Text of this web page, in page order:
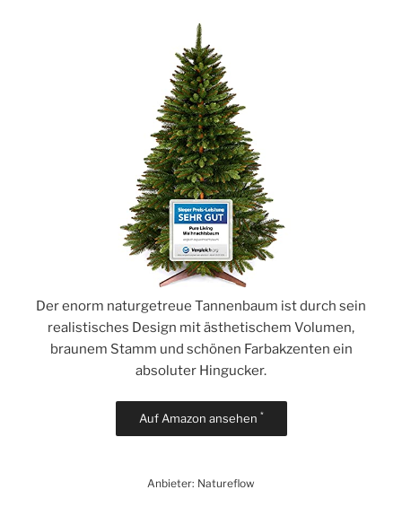
Der enorm naturgetreue Tannenbaum ist durch sein
realistisches Design mit ästhetischem Volumen,
braunem Stamm und schönen Farbakzenten ein
absoluter Hingucker.
Auf Amazon ansehen *
Anbieter: Natureflow